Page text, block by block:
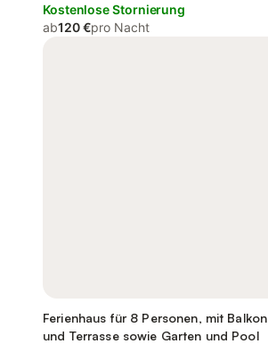
Kostenlose Stornierung
ab120 €pro Nacht
Ferienhaus für 8 Personen, mit Balkon
und Terrasse sowie Garten und Pool